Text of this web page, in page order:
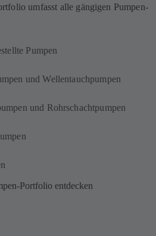
umfasst alle gängigen Pumpen-
Pumpen
und Wellentauchpumpen
und Rohrschachtpumpen
Portfolio entdecken